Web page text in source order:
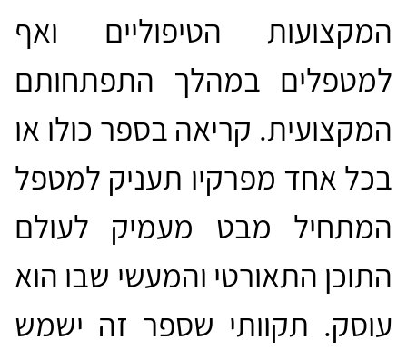
המקצועות הטיפוליים ואף
למטפלים במהלך התפתחותם
המקצועית. קריאה בספר כולו או
בכל אחד מפרקיו תעניק למטפל
המתחיל מבט מעמיק לעולם
התוכן התאורטי והמעשי שבו הוא
עוסק. תקוותי שספר זה ישמש